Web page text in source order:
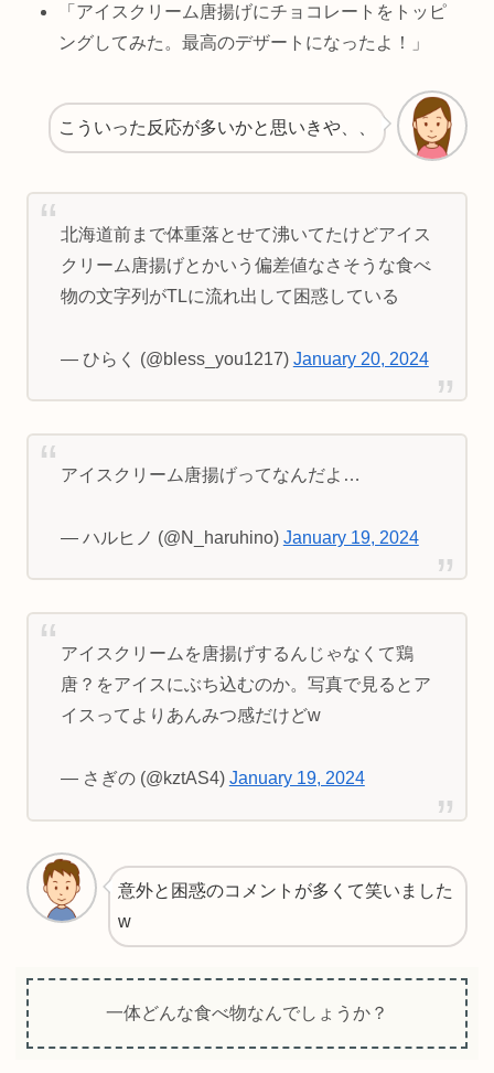
「アイスクリーム唐揚げにチョコレートをトッピ
ングしてみた。最高のデザートになったよ！」
こういった反応が多いかと思いきや、、
北海道前まで体重落とせて沸いてたけどアイス
クリーム唐揚げとかいう偏差値なさそうな食べ
物の文字列がTLに流れ出して困惑している
— ひらく (@bless_you1217) January 20, 2024
アイスクリーム唐揚げってなんだよ…
— ハルヒノ (@N_haruhino) January 19, 2024
アイスクリームを唐揚げするんじゃなくて鶏
唐？をアイスにぶち込むのか。写真で見るとア
イスってよりあんみつ感だけどw
— さぎの (@kztAS4) January 19, 2024
意外と困惑のコメントが多くて笑いました
w
一体どんな食べ物なんでしょうか？